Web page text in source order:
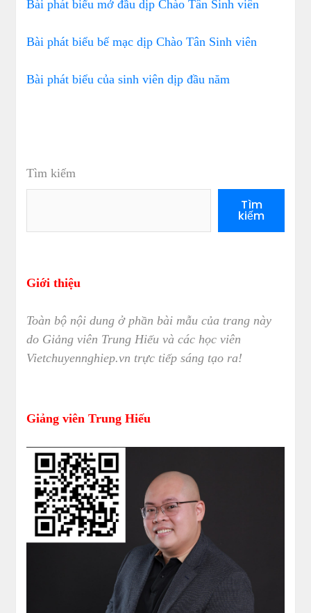
Bài phát biểu mở đầu dịp Chào Tân Sinh viên
Bài phát biểu bế mạc dịp Chào Tân Sinh viên
Bài phát biểu của sinh viên dịp đầu năm
Tìm kiếm
Tìm
kiếm
Giới thiệu
Toàn bộ nội dung ở phần bài mẫu của trang này
do Giảng viên Trung Hiếu và các học viên
Vietchuyennghiep.vn trực tiếp sáng tạo ra!
Giảng viên Trung Hiếu